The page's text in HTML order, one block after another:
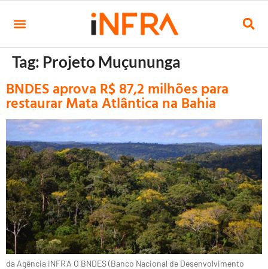
Tag: Projeto Muçununga
BNDES aprova R$ 87,2 milhões para
restaurar Mata Atlântica na Bahia
da Agência iNFRA O BNDES (Banco Nacional de Desenvolvimento